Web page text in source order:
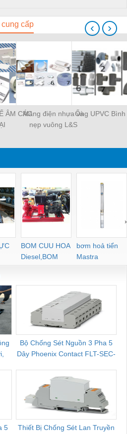
cấp
ÂM CÁCMáng điện nhựa và
nẹp vuông L&S
Ống UPVC
‹ ›
BOM CUU HOA
Diesel,BOM
CHUA CHAY
bơm hoả tiển
Mastra
›
Bộ Chống Sét Nguồn 3 Pha 5
Dây Phoenix Contact FLT-SEC-
5
Thiết Bị Chống Sét Lan Truyền